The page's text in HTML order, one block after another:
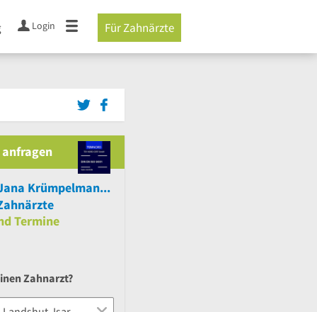
Login Für Zahnärzte
Dr.med.dent. Jana Krümpelmann Zahnärztin
Termine
Zahnarzt?